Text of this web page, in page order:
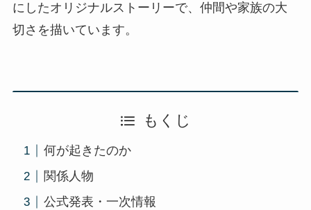
にしたオリジナルストーリーで、仲間や家族の大
切さを描いています。
もくじ
何が起きたのか
関係人物
公式発表・一次情報